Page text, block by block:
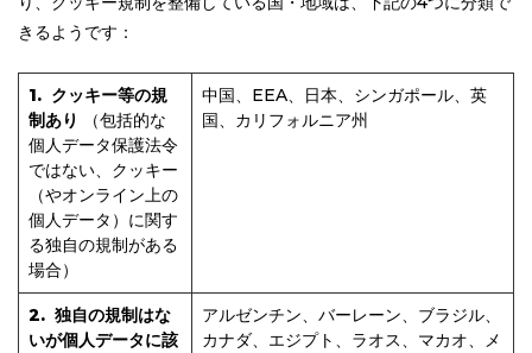
きるようです：
1. クッキー等の規
制あり
（包括的な
個人データ保護法令
ではない、クッキー
（やオンライン上の
個人データ）に関す
る独自の規制がある
場合）
中国、EEA、日本、シンガポール、英
国、カリフォルニア州
2. 独自の規制はな
いが個人データに該
アルゼンチン、バーレーン、ブラジル、
カナダ、エジプト、ラオス、マカオ、メ